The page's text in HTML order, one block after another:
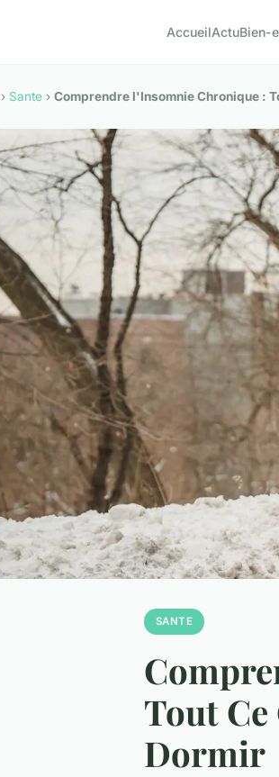
AccueilActuBien-
› Sante › Comprendre l'Insomnie Chronique :
SANTE
Tout
Dormir